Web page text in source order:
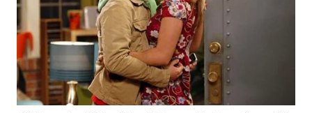
Network
KONSUMEN
LISTRIK